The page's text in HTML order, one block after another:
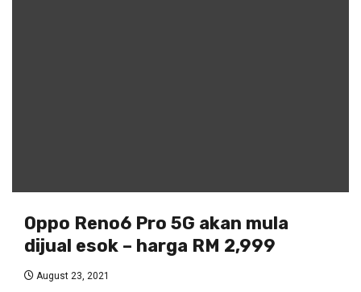
Oppo Reno6 Pro 5G akan mula
dijual esok – harga RM 2,999
August 23, 2021